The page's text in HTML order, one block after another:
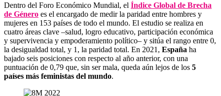
Dentro del Foro Económico Mundial, el Índice Global de Brecha
de Género es el encargado de medir la paridad entre hombres y
mujeres en 153 países de todo el mundo. El estudio se realiza en
cuatro áreas clave –salud, logro educativo, participación económica
y supervivencia y empoderamiento político– y sitúa el rango entre 0,
la desigualdad total, y 1, la paridad total. En 2021, España ha
bajado seis posiciones con respecto al año anterior, con una
puntuación de 0,79 que, sin ser mala, queda aún lejos de los 5
países más feministas del mundo.